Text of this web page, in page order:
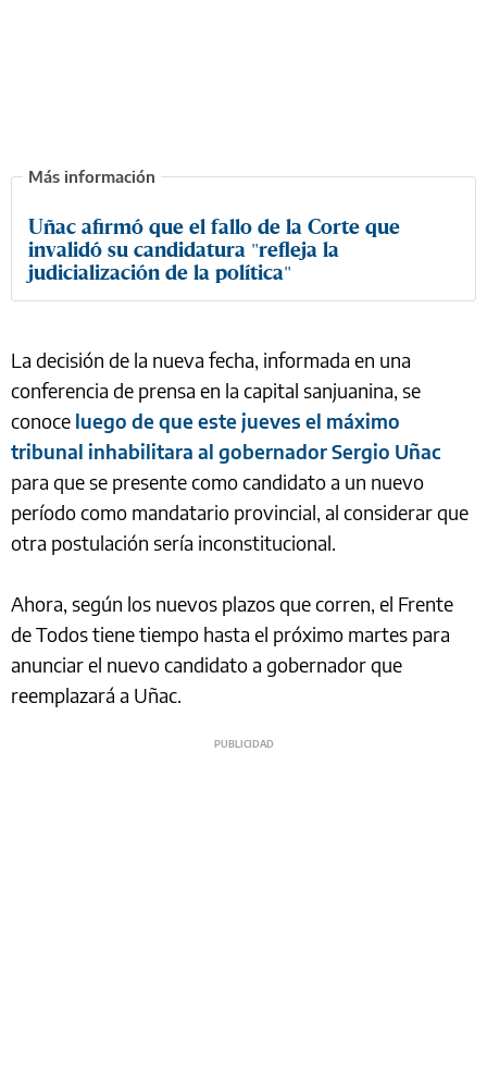
Uñac afirmó que el fallo de la Corte que
invalidó su candidatura "refleja la
judicialización de la política"
La decisión de la nueva fecha, informada en una
conferencia de prensa en la capital sanjuanina, se
conoce luego de que este jueves el máximo
tribunal inhabilitara al gobernador Sergio Uñac
para que se presente como candidato a un nuevo
período como mandatario provincial, al considerar que
otra postulación sería inconstitucional.
Ahora, según los nuevos plazos que corren, el Frente
de Todos tiene tiempo hasta el próximo martes para
anunciar el nuevo candidato a gobernador que
reemplazará a Uñac.